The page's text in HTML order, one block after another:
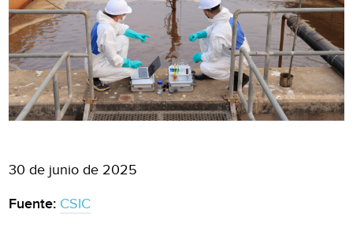
30 de junio de 2025
Fuente: CSIC